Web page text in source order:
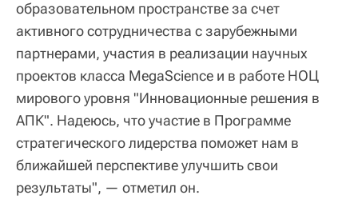
образовательном пространстве за счет
активного сотрудничества с зарубежными
партнерами, участия в реализации научных
проектов класса MegaScience и в работе НОЦ
мирового уровня "Инновационные решения в
АПК". Надеюсь, что участие в Программе
стратегического лидерства поможет нам в
ближайшей перспективе улучшить свои
результаты", — отметил он.